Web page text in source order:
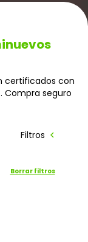
certificados con
Compra seguro
Filtros chevron_left
Borrar filtros